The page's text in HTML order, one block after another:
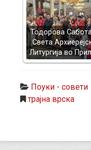
Тодорова
Света
Литургија во
Поуки - совети
трајна врска